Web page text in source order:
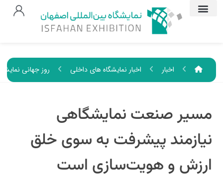
اخبار اخبار نمایشگاه های داخلی روز جهانی
مسیر صنعت نمایشگاهی
نیازمند پیشرفت به سوی خلق
ارزش و هویت‌سازی است